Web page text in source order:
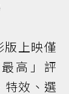
上映僅
高」評
效、選